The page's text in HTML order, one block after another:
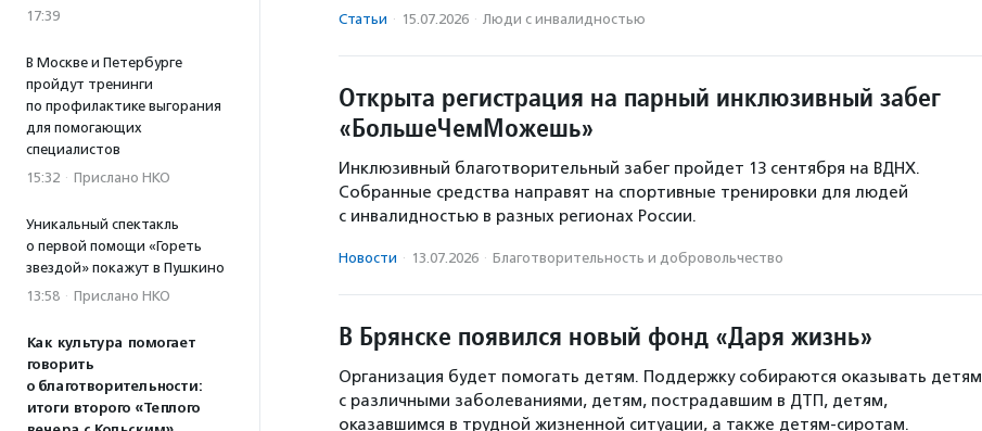
17:39
В Москве и Петербурге
пройдут тренинги
по профилактике выгорания
для помогающих
специалистов
15:32 · Прислано НКО
Уникальный спектакль
о первой помощи «Гореть
звездой» покажут в Пушкино
13:58 · Прислано НКО
Как культура помогает
говорить
о благотворительности:
итоги второго «Теплого
Статьи · 15.07.2026 · Люди с инвалидностью
Открыта регистрация на парный инклюзивный забег
«БольшеЧемМожешь»
Инклюзивный благотворительный забег пройдет 13 сентября на ВДНХ.
Собранные средства направят на спортивные тренировки для людей
с инвалидностью в разных регионах России.
Новости · 13.07.2026 · Благотвори­тель­ность и доброволь­чест­во
В Брянске появился новый фонд «Даря жизнь»
Организация будет помогать детям. Поддержку собираются оказывать детям
с различными заболеваниями, детям, пострадавшим в ДТП, детям,
оказавшимся в трудной жизненной ситуации, а также детям-сиротам.